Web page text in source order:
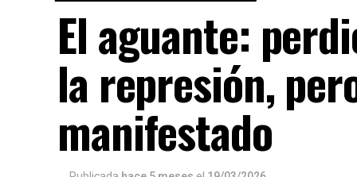
El aguante:
la represión,
manifestado